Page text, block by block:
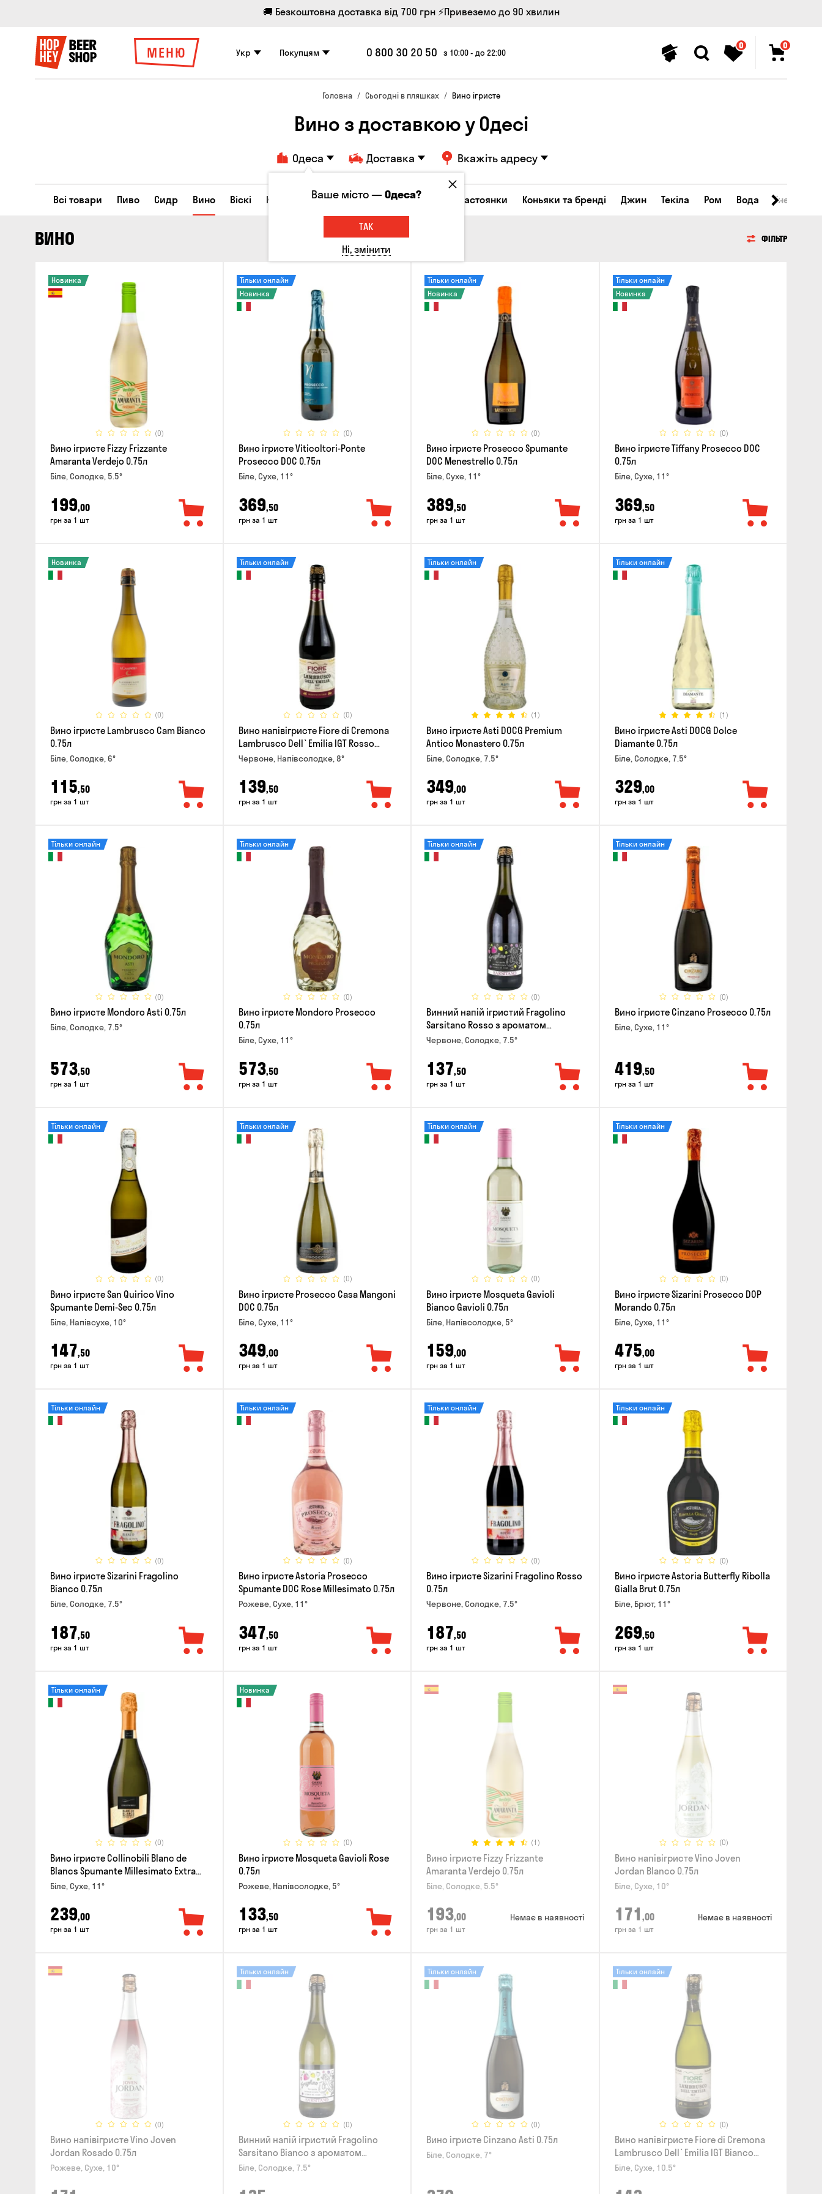
🚚 Безкоштовна доставка від 700 грн ⚡Привеземо до 90 хвилин
МЕНЮ Укр Покупцям 0 800 30 20 50 з 10:00 - до 22:00
0 0
Головна Сьогодні в пляшках Вино ігристе
Вино з доставкою у Одесі
Одеса Доставка Вкажіть адресу
Всі товари Пиво Сидр Вино Віскі Коктейлі Горілка Соджу Лікери та настоянки Коньяки та бренді Джин Текіла Ром Вода
ВИНО ФІЛЬТР
(0)
Новинка
Вино ігристе Fizzy Frizzante
Amaranta Verdejo 0.75л
Біле, Солодке, 5.5°
199,00
грн за 1 шт
(0)
Тільки онлайн
Новинка
Вино ігристе Viticoltori-Ponte
Prosecco DOC 0.75л
Біле, Сухе, 11°
369,50
грн за 1 шт
(0)
Тільки онлайн
Новинка
Вино ігристе Prosecco Spumante
DOC Menestrello 0.75л
Біле, Сухе, 11°
389,50
грн за 1 шт
(0)
Тільки онлайн
Новинка
Вино ігристе Tiffany Prosecco DOC
0.75л
Біле, Сухе, 11°
369,50
грн за 1 шт
(0)
Новинка
Вино ігристе Lambrusco Cam Bianco
0.75л
Біле, Солодке, 6°
115,50
грн за 1 шт
(0)
Тільки онлайн
Вино напівігристе Fiore di Cremona
Lambrusco Dell`Emilia IGT Rosso
0.75л
Червоне, Напівсолодке, 8°
139,50
грн за 1 шт
(1)
Тільки онлайн
Вино ігристе Asti DOCG Premium
Antico Monastero 0.75л
Біле, Солодке, 7.5°
349,00
грн за 1 шт
(1)
Тільки онлайн
Вино ігристе Asti DOCG Dolce
Diamante 0.75л
Біле, Солодке, 7.5°
329,00
грн за 1 шт
(0)
Тільки онлайн
Вино ігристе Mondoro Asti 0.75л
Біле, Солодке, 7.5°
573,50
грн за 1 шт
(0)
Тільки онлайн
Вино ігристе Mondoro Prosecco
0.75л
Біле, Сухе, 11°
573,50
грн за 1 шт
(0)
Тільки онлайн
Винний напій ігристий Fragolino
Sarsitano Rosso з ароматом
полуниці 0.75л
Червоне, Солодке, 7.5°
137,50
грн за 1 шт
(0)
Тільки онлайн
Вино ігристе Cinzano Prosecco 0.75л
Біле, Сухе, 11°
419,50
грн за 1 шт
(0)
Тільки онлайн
Вино ігристе San Quirico Vino
Spumante Demi-Sec 0.75л
Біле, Напівсухе, 10°
147,50
грн за 1 шт
(0)
Тільки онлайн
Вино ігристе Prosecco Casa Mangoni
DOC 0.75л
Біле, Сухе, 11°
349,00
грн за 1 шт
(0)
Тільки онлайн
Вино ігристе Mosqueta Gavioli
Bianco Gavioli 0.75л
Біле, Напівсолодке, 5°
159,00
грн за 1 шт
(0)
Тільки онлайн
Вино ігристе Sizarini Prosecco DOP
Morando 0.75л
Біле, Сухе, 11°
475,00
грн за 1 шт
(0)
Тільки онлайн
Вино ігристе Sizarini Fragolino
Bianco 0.75л
Біле, Солодке, 7.5°
187,50
грн за 1 шт
(0)
Тільки онлайн
Вино ігристе Astoria Prosecco
Spumante DOC Rose Millesimato 0.75л
Рожеве, Сухе, 11°
347,50
грн за 1 шт
(0)
Тільки онлайн
Вино ігристе Sizarini Fragolino Rosso
0.75л
Червоне, Солодке, 7.5°
187,50
грн за 1 шт
(0)
Тільки онлайн
Вино ігристе Astoria Butterfly Ribolla
Gialla Brut 0.75л
Біле, Брют, 11°
269,50
грн за 1 шт
(0)
Тільки онлайн
Вино ігристе Collinobili Blanc de
Blancs Spumante Millesimato Extra
Dry 0.75л
Біле, Сухе, 11°
239,00
грн за 1 шт
(0)
Новинка
Вино ігристе Mosqueta Gavioli Rose
0.75л
Рожеве, Напівсолодке, 5°
133,50
грн за 1 шт
(1)
Вино ігристе Fizzy Frizzante
Amaranta Verdejo 0.75л
Біле, Солодке, 5.5°
193,00
грн за 1 шт
Немає в наявності
(0)
Вино напівігристе Vino Joven
Jordan Blanco 0.75л
Біле, Сухе, 10°
171 ,00
грн за 1 шт
Немає в наявності
(0)
Вино напівігристе Vino Joven
Jordan Rosado 0.75л
Рожеве, Сухе, 10°
(0)
Тільки онлайн
Винний напій ігристий Fragolino
Sarsitano Bianco з ароматом
полуниці 0.75л
Біле, Солодке, 7.5°
(0)
Тільки онлайн
Вино ігристе Cinzano Asti 0.75л
Біле, Солодке, 7°
(0)
Тільки онлайн
Вино напівігристе Fiore di Cremona
Lambrusco Dell`Emilia IGT Bianco
Secco 0.75л
Біле, Сухе, 10.5°
Ваше місто —Одеса?
ТАК
Ні, змінити